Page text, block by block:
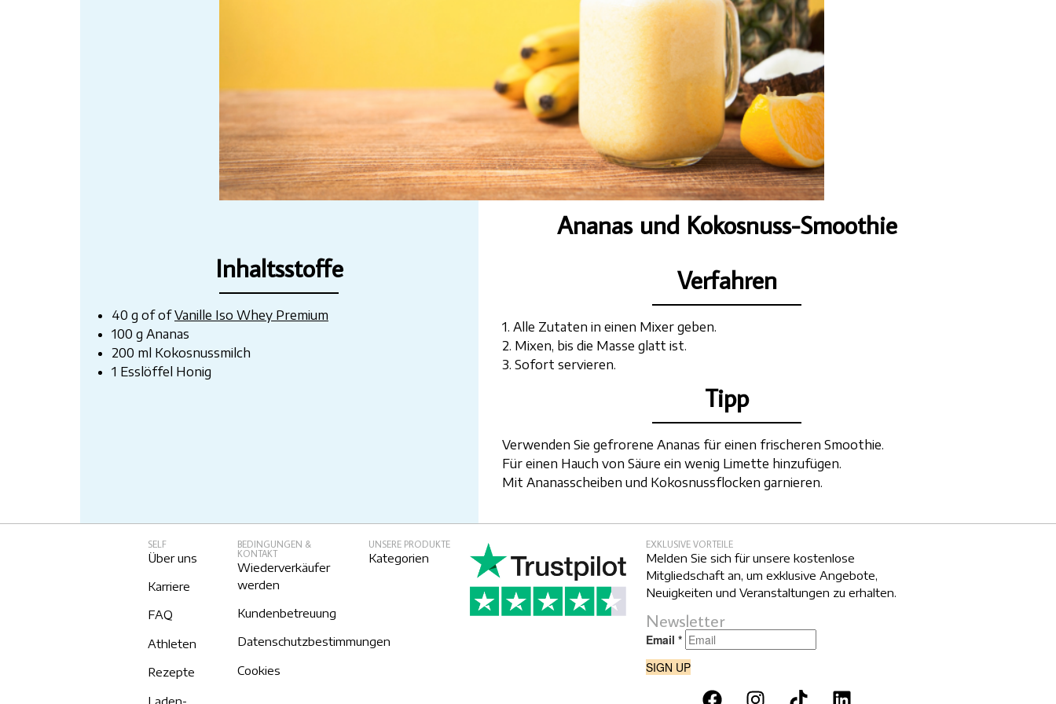
Ananas und Kokosnuss-Smoothie
Inhaltsstoffe
40 g of ofVanille Iso Whey Premium
100 g Ananas
200 ml Kokosnussmilch
1 Esslöffel Honig
Verfahren
1. Alle Zutaten in einen Mixer geben.
2. Mixen, bis die Masse glatt ist.
3. Sofort servieren.
Tipp
Verwenden Sie gefrorene Ananas für einen frischeren Smoothie.
Für einen Hauch von Säure ein wenig Limette hinzufügen.
Mit Ananasscheiben und Kokosnussflocken garnieren.
SELF
Über uns
Karriere
FAQ
Athleten
Rezepte
Laden-
BEDINGUNGEN &
KONTAKT
Wiederverkäufer
werden
Kundenbetreuung
Datenschutzbestimmungen
Cookies
UNSERE PRODUKTE
Kategorien
EXKLUSIVE VORTEILE
Melden Sie sich für unsere kostenlose
Mitgliedschaft an, um exklusive Angebote,
Neuigkeiten und Veranstaltungen zu erhalten.
Newsletter